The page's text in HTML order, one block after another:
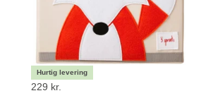
229 kr.